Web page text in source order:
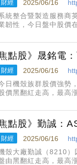
財經 2025/06/16
統整合暨製造服務商
韌性，今日盤中股價
策略
點股》晟銘電
財經 2025/06/16
日機殼族群股價強勢
價黑翻紅走高，最高
點股》勤誠：
財經 2025/06/16
殼大廠勤誠（8210）
由黑翻紅走高，最高